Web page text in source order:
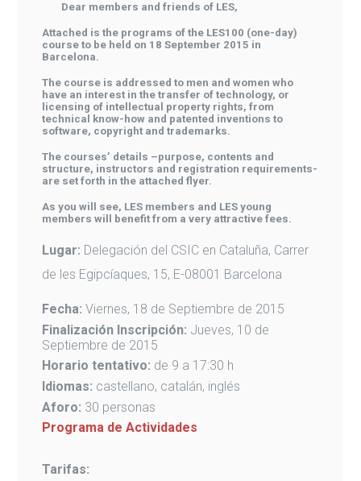
Dear members and friends of LES,
Attached is the programs of the LES100 (one-day)
course to be held on 18 September 2015 in
Barcelona.
The course is addressed to men and women who
have an interest in the transfer of technology, or
licensing of intellectual property rights, from
technical know-how and patented inventions to
software, copyright and trademarks.
The courses’ details –purpose, contents and
structure, instructors and registration requirements-
are set forth in the attached flyer.
As you will see, LES members and LES young
members will benefit from a very attractive fees.
Lugar: Delegación del CSIC en Cataluña, Carrer
de les Egipcíaques, 15, E-08001 Barcelona
Fecha: Viernes, 18 de Septiembre de 2015
Finalización Inscripción: Jueves, 10 de
Septiembre de 2015
Horario tentativo: de 9 a 17:30 h
Idiomas: castellano, catalán, inglés
Aforo: 30 personas
Programa de Actividades
Tarifas: